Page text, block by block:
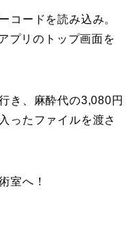
コードを読み込み。
プリのトップ画面を
き、麻酔代の3,080円
ったファイルを渡さ
室へ！